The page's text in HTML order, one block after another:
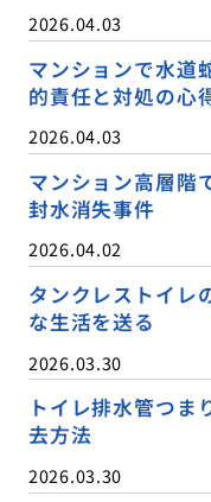
2026.04.03
マンションで水道
的責任と対処の心
2026.04.03
マンション高層階
封水消失事件
2026.04.02
タンクレストイレ
な生活を送る
2026.03.30
トイレ排水管つま
去方法
2026.03.30